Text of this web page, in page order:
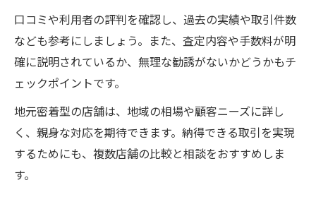
口コミや利用者の評判を確認し、過去の実績や取引件数
なども参考にしましょう。また、査定内容や手数料が明
確に説明されているか、無理な勧誘がないかどうかもチ
ェックポイントです。
地元密着型の店舗は、地域の相場や顧客ニーズに詳し
く、親身な対応を期待できます。納得できる取引を実現
するためにも、複数店舗の比較と相談をおすすめしま
す。